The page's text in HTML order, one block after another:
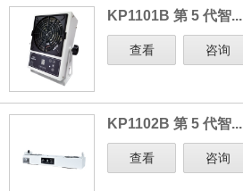
KP1101B 第 5 代智...
查看 咨询
KP1102B 第 5 代智...
查看 咨询